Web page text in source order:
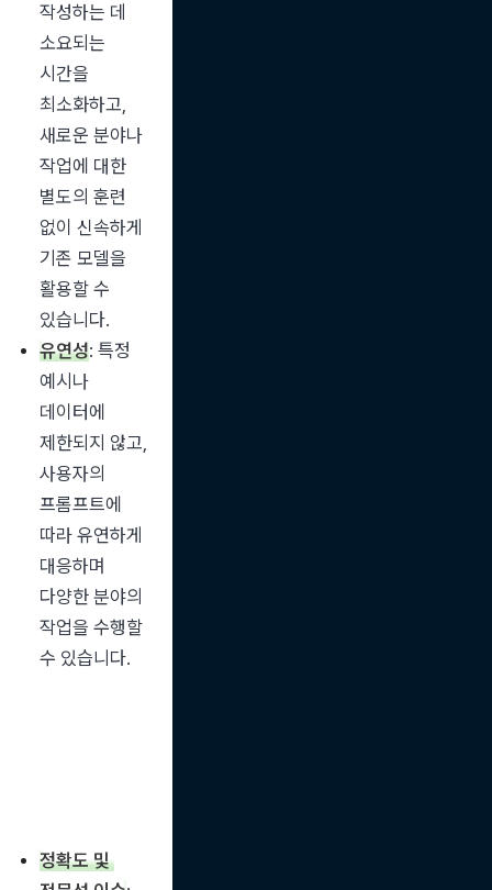
작성하는 데
소요되는
시간을
최소화하고,
새로운 분야나
작업에 대한
별도의 훈련
없이 신속하게
기존 모델을
활용할 수
있습니다.
유연성: 특정
예시나
데이터에
제한되지 않고,
사용자의
프롬프트에
따라 유연하게
대응하며
다양한 분야의
작업을 수행할
수 있습니다.
정확도 및